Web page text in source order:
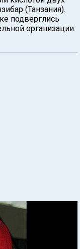
(Танзания).
подверглись
организации.